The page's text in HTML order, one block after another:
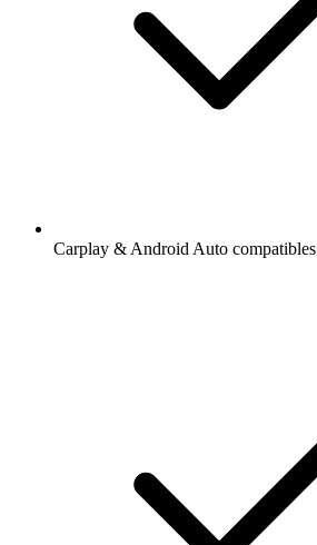
Carplay & Android Auto compatibles